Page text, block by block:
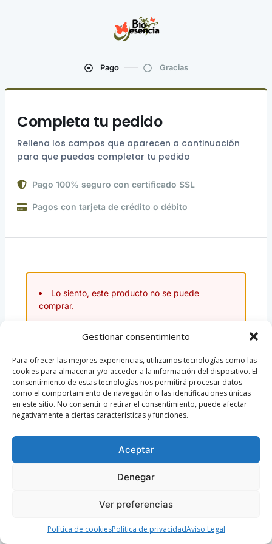
Gestionar consentimiento
Para ofrecer las mejores experiencias, utilizamos tecnologías como las
cookies para almacenar y/o acceder a la información del dispositivo. El
consentimiento de estas tecnologías nos permitirá procesar datos
como el comportamiento de navegación o las identificaciones únicas
en este sitio. No consentir o retirar el consentimiento, puede afectar
negativamente a ciertas características y funciones.
Aceptar
Denegar
Ver preferencias
Política de cookiesPolítica de privacidadAviso Legal
Pago Gracias
Completa tu pedido
Rellena los campos que aparecen a continuación
para que puedas completar tu pedido
Pago 100% seguro con certificado SSL
Pagos con tarjeta de crédito o débito
Lo siento, este producto no se puede
comprar.